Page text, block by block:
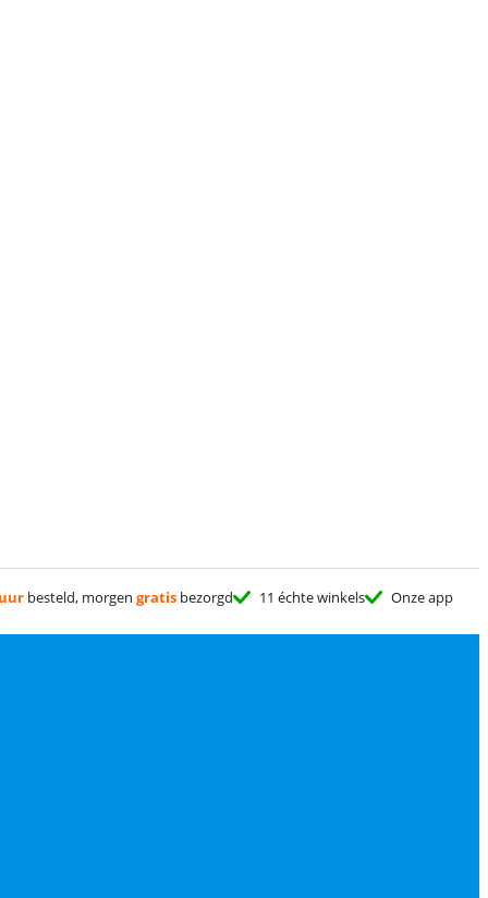
besteld, morgen gratis bezorgd 11 échte winkels Onze app